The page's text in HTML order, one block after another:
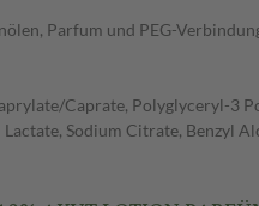
Parfum und PEG-
Caprate, Polyglyceryl-
Sodium Citrate, Benzyl